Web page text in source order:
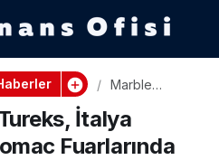
Marble
Tureks, İtalya
Cersaie ve
Marmomac
İtalya
Fuarlarında